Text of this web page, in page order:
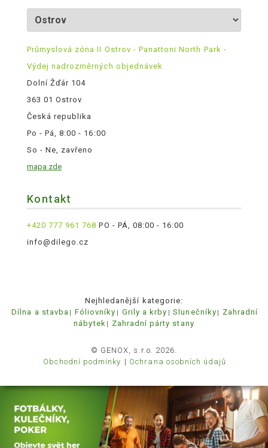
Průmyslová zóna II Ostrov - Panattoni North Park -
Výdej nadrozměrných objednávek
Dolní Žďár 104
363 01 Ostrov
Česká republika
Po - Pá, 8:00 - 16:00
So - Ne, zavřeno
mapa zde
Kontakt
+420 777 961 768 PO - PÁ, 08:00 - 16:00
info@dilego.cz
Nejhledanější kategorie:
Dílna a stavba
Fóliovníky Grily a krby Slunečníky
Zahradní
nábytek
Zahradní párty stany
© GENOX, s.r.o. 2026.
Obchodní podmínky
Ochrana osobních údajů